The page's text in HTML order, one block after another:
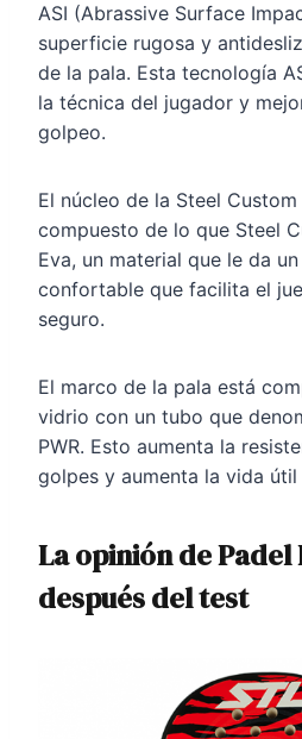
ASI (Abrassive Surface
superficie rugosa y
de la pala. Esta tecnología
la técnica del jugador y
golpeo.
El núcleo de la Steel
compuesto de lo que Steel
Eva, un material que le da
confortable que facilita el
seguro.
El marco de la pala está
vidrio con un tubo que
PWR. Esto aumenta la
golpes y aumenta la vida útil
La opinión de Padel
después del test